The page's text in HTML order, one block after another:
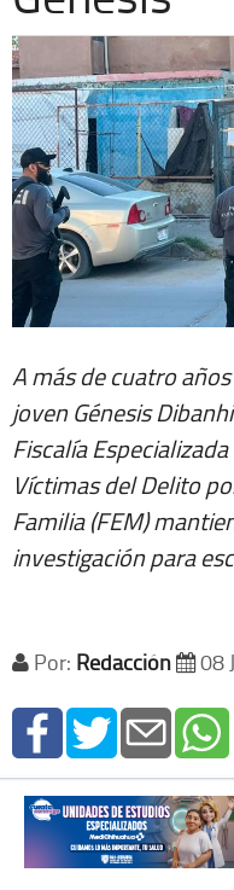
Extra +
A más de cuatro
joven Génesis
Fiscalía
Víctimas del Delito
Familia (FEM)
investigación para
Por: Redacción 08